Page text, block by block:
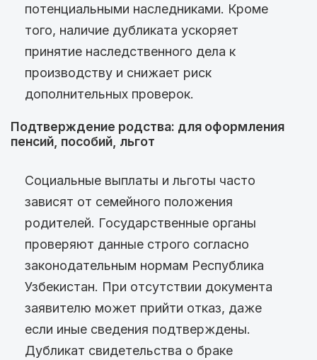
потенциальными наследниками. Кроме
того, наличие дубликата ускоряет
принятие наследственного дела к
производству и снижает риск
дополнительных проверок.
Подтверждение родства: для оформления
пенсий, пособий, льгот
Социальные выплаты и льготы часто
зависят от семейного положения
родителей. Государственные органы
проверяют данные строго согласно
законодательным нормам Республика
Узбекистан. При отсутствии документа
заявителю может прийти отказ, даже
если иные сведения подтверждены.
Дубликат свидетельства о браке